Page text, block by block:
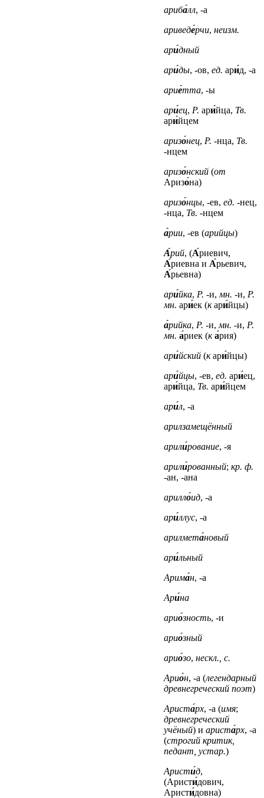
ариба́лл, -а
ариведе́рчи, неизм.
ари́дный
ари́ды, -ов, ед. ари́д, -а
арие́тта, -ы
ари́ец, Р. ари́йца, Тв.
ари́йцем
аризо́нец, Р. -нца, Тв.
-нцем
аризо́нский (от
Аризо́на)
аризо́нцы, -ев, ед. -нец,
-нца, Тв. -нцем
а́рии, -ев (арийцы)
А́рий, (А́риевич,
А́риевна и А́рьевич,
А́рьевна)
ари́йка, Р. -и, мн. -и, Р.
мн. ари́ек (кари́йцы)
а́рийка, Р. -и, мн. -и, Р.
мн. а́риек (к а́рия)
ари́йский (кари́йцы)
ари́йцы, -ев, ед. ари́ец,
ари́йца, Тв. ари́йцем
ари́л, -а
арилзамещённый
арили́рование, -я
арили́рованный; кр. ф.
-ан, -ана
арилло́ид, -а
ари́ллус, -а
арилмета́новый
ари́льный
Арима́н, -а
Ари́на
арио́зность, -и
арио́зный
арио́зо, нескл., с.
Арио́н, -а (легендарный
древнегреческий поэт)
Ариста́рх, -а (имя;
древнегреческий
учёный) и ариста́рх, -а
(строгий критик,
педант, устар.)
Аристи́д,
(Аристи́дович,
Аристи́довна)